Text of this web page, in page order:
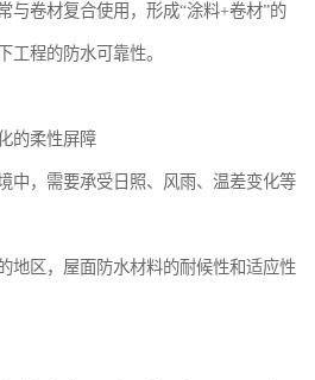
与卷材复合使用，形成“涂料+卷材”的
工程的防水可靠性。
的柔性屏障
中，需要承受日照、风雨、温差变化等
地区，屋面防水材料的耐候性和适应性